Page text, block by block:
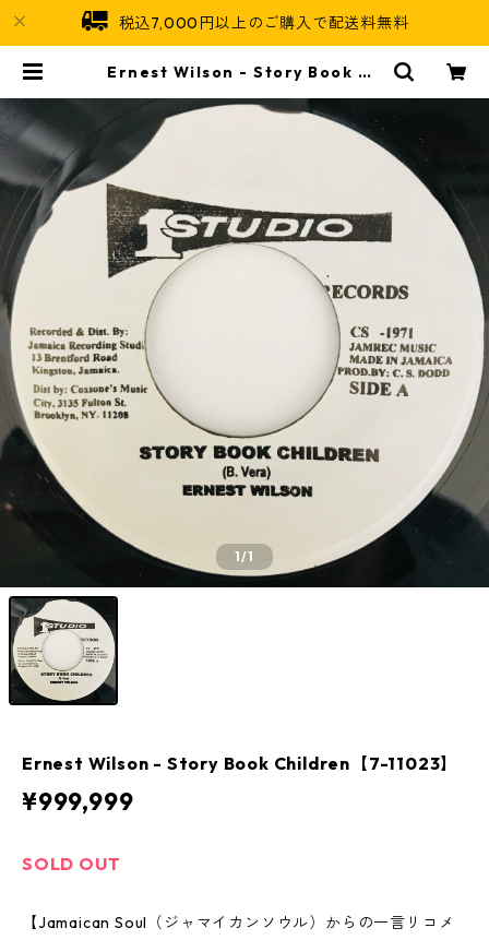
税込7,000円以上のご購入で配送料無料
Ernest Wilson - Story Book Ch
oul
1/1
Ernest Wilson - Story Book Children【7-11023】
¥999,999
SOLD OUT
【Jamaican Soul（ジャマイカンソウル）からの一言リコメ